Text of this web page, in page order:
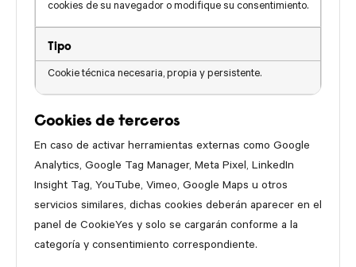
cookies de su navegador o modifique su consentimiento.
Tipo
Cookie técnica necesaria, propia y persistente.
Cookies de terceros
En caso de activar herramientas externas como Google
Analytics, Google Tag Manager, Meta Pixel, LinkedIn
Insight Tag, YouTube, Vimeo, Google Maps u otros
servicios similares, dichas cookies deberán aparecer en el
panel de CookieYes y solo se cargarán conforme a la
categoría y consentimiento correspondiente.